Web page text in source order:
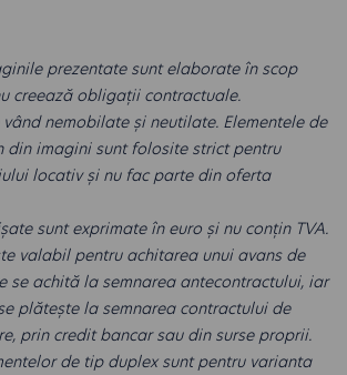
prezentate sunt elaborate în scop
creează obligații contractuale.
nemobilate și neutilate. Elementele de
din imagini sunt folosite strict pentru
locativ și nu fac parte din oferta
sunt exprimate în euro și nu conțin TVA.
valabil pentru achitarea unui avans de
se achită la semnarea antecontractului, iar
plătește la semnarea contractului de
prin credit bancar sau din surse proprii.
de tip duplex sunt pentru varianta